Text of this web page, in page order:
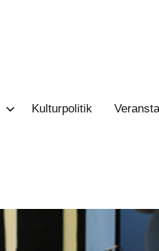
Kulturpolitik